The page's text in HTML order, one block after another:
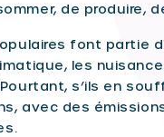
de produire,
font partie
les
s’ils en
avec des